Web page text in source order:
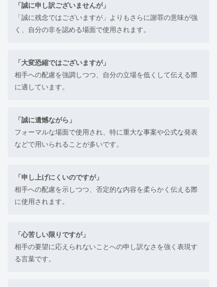
「誠に申し訳ございませんが」
「誠に残念ではございますが」よりもさらに謝罪の意味が強
く、自分の非を認める場面で使用されます。
「大変恐縮ではございますが」
相手への配慮を強調しつつ、自分の立場を低くして伝える際
に適しています。
「誠に遺憾ながら」
フォーマルな場面で使用され、特に重大な事案や公式な発表
などで用いられることが多いです。
「申し上げにくいのですが」
相手への配慮を示しつつ、否定的な内容を柔らかく伝える際
に使用されます。
「心苦しい限りですが」
相手の要望に応えられないことへの申し訳なさを強く表現す
る言葉です。